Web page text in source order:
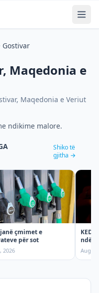
Gostivar
, Maqedonia e
, Maqedonia e Veriut
ndikime malore.
Shiko të
gjitha →
çmimet e
për sot
2026 Aug 7,